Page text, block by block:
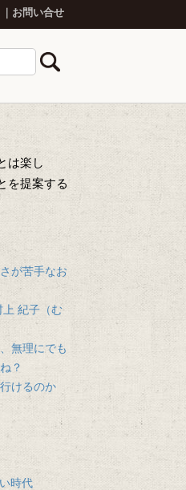
お問い合せ
は楽し
を提案する
が苦手なお
紀子（む
無理にでも
？
けるのか
時代